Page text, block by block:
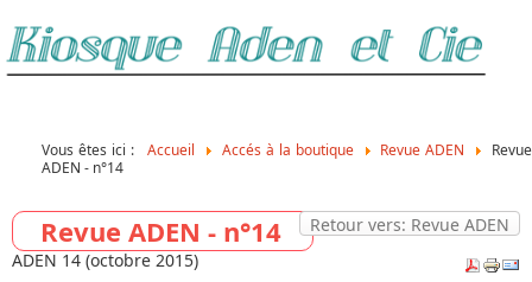
Vous êtes ici :Accueil Accés à la boutique Revue ADEN
Revue
ADEN - n°14
Retour vers: Revue ADEN
Revue ADEN - n°14
ADEN 14 (octobre 2015)